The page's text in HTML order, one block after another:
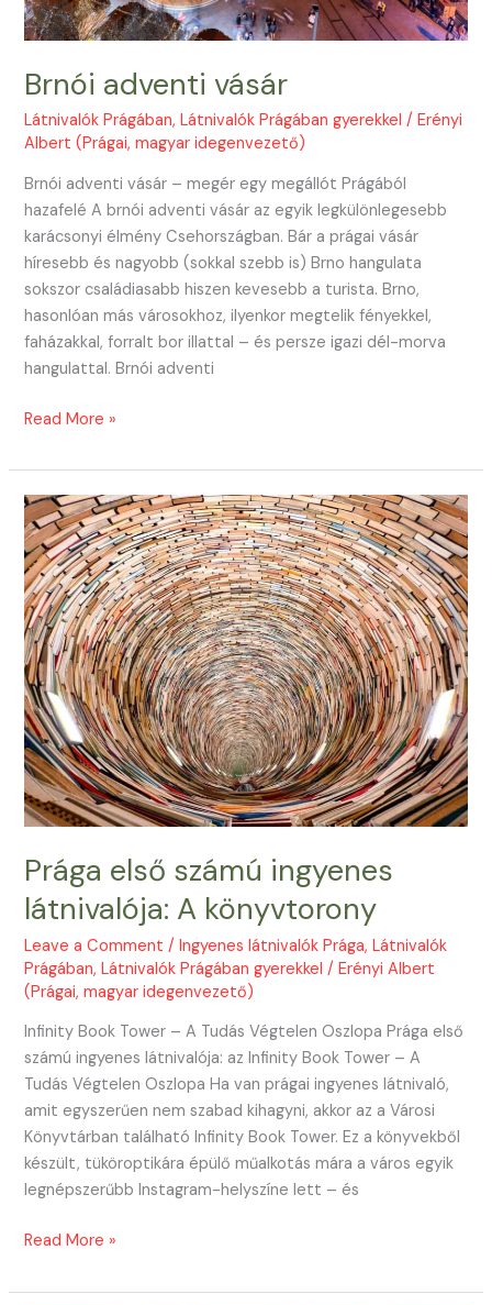
Brnói adventi vásár
Látnivalók Prágában,Látnivalók Prágában gyerekkel /Erényi
Albert (Prágai, magyar idegenvezető)
Brnói adventi vásár – megér egy megállót Prágából
hazafelé A brnói adventi vásár az egyik legkülönlegesebb
karácsonyi élmény Csehországban. Bár a prágai vásár
híresebb és nagyobb (sokkal szebb is) Brno hangulata
sokszor családiasabb hiszen kevesebb a turista. Brno,
hasonlóan más városokhoz, ilyenkor megtelik fényekkel,
faházakkal, forralt bor illattal – és persze igazi dél-morva
hangulattal. Brnói adventi
Brnói
vásár
Read More »
Prága első számú ingyenes
látnivalója: A könyvtorony
Leave a Comment /Ingyenes látnivalók Prága,Látnivalók
Prágában,Látnivalók Prágában gyerekkel /Erényi Albert
(Prágai, magyar idegenvezető)
Infinity Book Tower – A Tudás Végtelen Oszlopa Prága első
számú ingyenes látnivalója: az Infinity Book Tower – A
Tudás Végtelen Oszlopa Ha van prágai ingyenes látnivaló,
amit egyszerűen nem szabad kihagyni, akkor az a Városi
Könyvtárban található Infinity Book Tower. Ez a könyvekből
készült, tüköroptikára épülő műalkotás mára a város egyik
legnépszerűbb Instagram-helyszíne lett – és
Prága
számú
Read More »